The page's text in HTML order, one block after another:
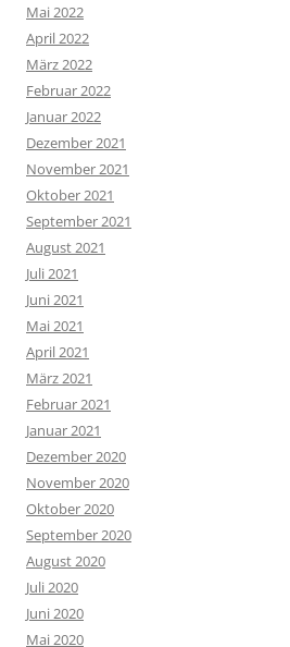
Mai 2022
April 2022
März 2022
Februar 2022
Januar 2022
Dezember 2021
November 2021
Oktober 2021
September 2021
August 2021
Juli 2021
Juni 2021
Mai 2021
April 2021
März 2021
Februar 2021
Januar 2021
Dezember 2020
November 2020
Oktober 2020
September 2020
August 2020
Juli 2020
Juni 2020
Mai 2020